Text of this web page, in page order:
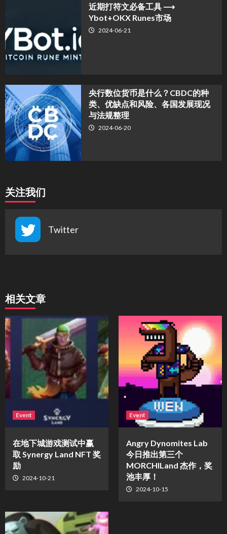
近期打符文必备工具 ⟶
Ybot+OKX Runes市场
2024-06-21
央行数位货币是什么？CBDC的种
类、优缺点和风险、各国发展现况
与法规整理
2024-06-20
关注我们
Twitter
相关文章
Event
在地下城游戏测试中赢
取 Synergy Land NFT 奖
励
2024-10-21
Event
Angry Dynomites Lab
今日推出第三个
MORCHILand 杰作，奖
池丰厚！
2024-10-15